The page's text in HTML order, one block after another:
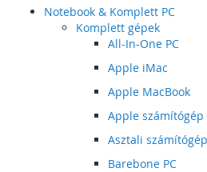
Notebook & Komplett PC
Komplett gépek
All-In-One PC
Apple iMac
Apple MacBook
Apple számítógép
Asztali számítógép
Barebone PC